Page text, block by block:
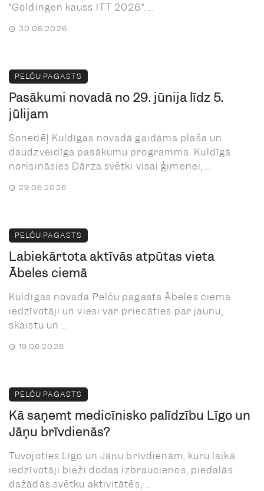
“Goldingen kauss ITT 2026”. ...
30.06.2026
PELČU PAGASTS
Pasākumi novadā no 29. jūnija līdz 5.
jūlijam
Šonedēļ Kuldīgas novadā gaidāma plaša un
daudzveidīga pasākumu programma. Kuldīgā
norisināsies Dārza svētki visai ģimenei, ...
29.06.2026
PELČU PAGASTS
Labiekārtota aktīvās atpūtas vieta
Ābeles ciemā
Kuldīgas novada Pelču pagasta Ābeles ciema
iedzīvotāji un viesi var priecāties par jaunu,
skaistu un ...
19.06.2026
PELČU PAGASTS
Kā saņemt medicīnisko palīdzību Līgo un
Jāņu brīvdienās?
Tuvojoties Līgo un Jāņu brīvdienām, kuru laikā
iedzīvotāji bieži dodas izbraucienos, piedalās
dažādās svētku aktivitātēs, ...